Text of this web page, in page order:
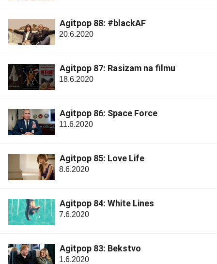
Agitpop 88: #blackAF
20.6.2020
Agitpop 87: Rasizam na filmu
18.6.2020
Agitpop 86: Space Force
11.6.2020
Agitpop 85: Love Life
8.6.2020
Agitpop 84: White Lines
7.6.2020
Agitpop 83: Bekstvo
1.6.2020